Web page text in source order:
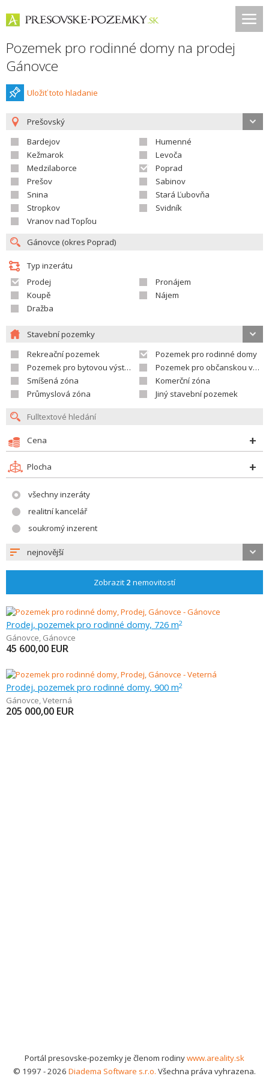
Pozemek pro rodinné domy na prodej
Gánovce
Uložiť toto hladanie
Prešovský
Bardejov
Humenné
Kežmarok
Levoča
Medzilaborce
Poprad
Prešov
Sabinov
Snina
Stará Ľubovňa
Stropkov
Svidník
Vranov nad Topľou
Typ inzerátu
Prodej
Pronájem
Koupě
Nájem
Dražba
Stavební pozemky
Rekreační pozemek
Pozemek pro rodinné domy
Pozemek pro bytovou výstavbu
Pozemek pro občanskou vybavenost
Smíšená zóna
Komerční zóna
Průmyslová zóna
Jiný stavební pozemek
Cena
Plocha
všechny inzeráty
realitní kancelář
soukromý inzerent
nejnovější
Zobrazit 2 nemovitostí
Prodej, pozemek pro rodinné domy, 726 m2
Gánovce, Gánovce
45 600,00 EUR
Prodej, pozemek pro rodinné domy, 900 m2
Gánovce,Veterná
205 000,00 EUR
Portál presovske-pozemky je členom rodinywww.areality.sk
© 1997 - 2026 Diadema Software s.r.o. Všechna práva vyhrazena.